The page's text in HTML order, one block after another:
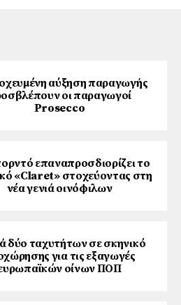
αύξηση παραγωγής
οι παραγωγοί
Prosecco
επαναπροσδιορίζει το
«Claret» στοχεύοντας στη
νέα γενιά οινόφιλων
δύο ταχυτήτων σε σκηνικό
για τις εξαγωγές
οίνων ΠΟΠ